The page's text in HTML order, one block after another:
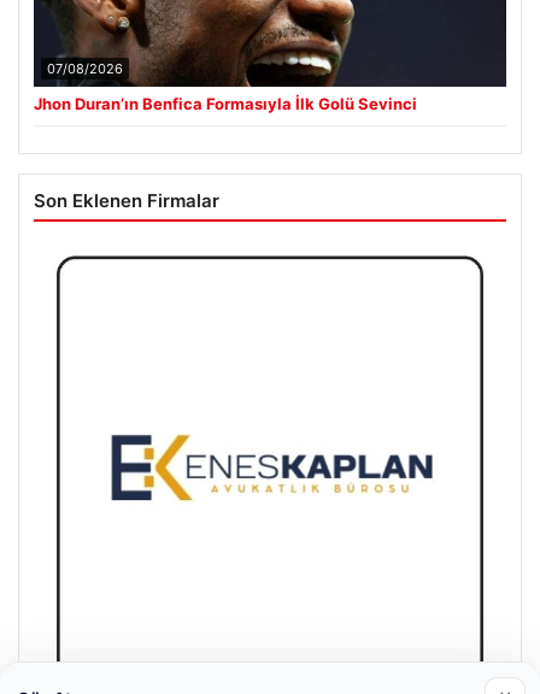
07/08/2026
Jhon Duran’ın Benfica Formasıyla İlk Golü Sevinci
Son Eklenen Firmalar